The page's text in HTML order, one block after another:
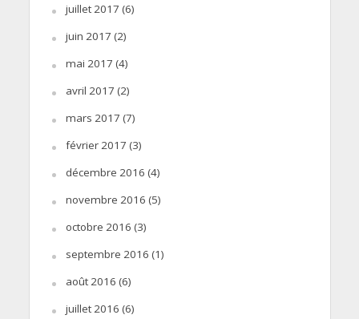
juillet 2017 (6)
juin 2017 (2)
mai 2017 (4)
avril 2017 (2)
mars 2017 (7)
février 2017 (3)
décembre 2016 (4)
novembre 2016 (5)
octobre 2016 (3)
septembre 2016 (1)
août 2016 (6)
juillet 2016 (6)